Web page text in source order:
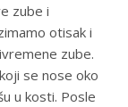
zube i
otisak i
zube.
se nose oko
u kosti. Posle